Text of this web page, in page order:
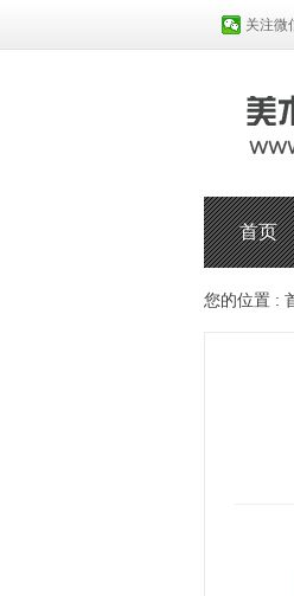
关注微
首页
您的位置 :